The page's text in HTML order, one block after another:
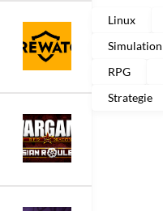
Linux
Simulation
RPG
Strategie